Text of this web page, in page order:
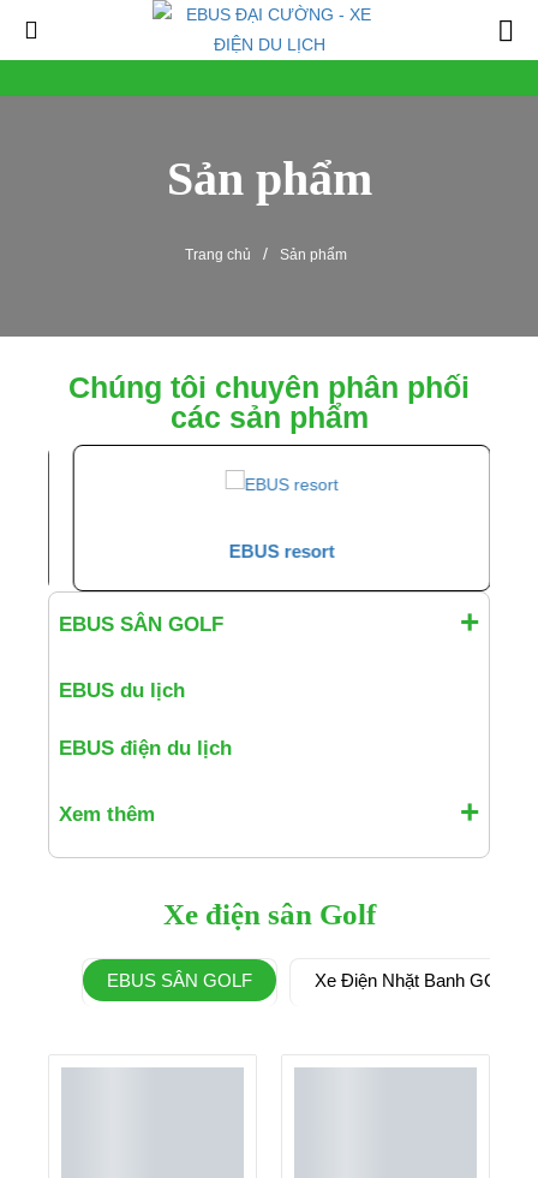
Sản phẩm
Trang chủ / Sản phẩm
Chúng tôi chuyên phân phối
các sản phẩm
EBUS resort
EBUS SÂN GOLF
EBUS du lịch
EBUS điện du lịch
Xem thêm
Xe điện sân Golf
EBUS SÂN GOLF Xe Điện Nhặt Banh GOLF